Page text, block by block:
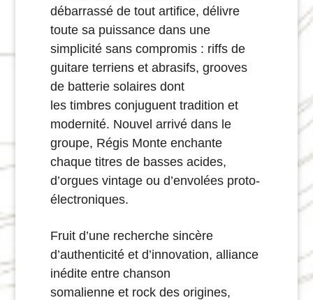
débarrassé de tout artifice, délivre
toute sa puissance dans une
simplicité sans compromis : riffs de
guitare terriens et abrasifs, grooves
de batterie solaires dont
les timbres conjuguent tradition et
modernité. Nouvel arrivé dans le
groupe, Régis Monte enchante
chaque titres de basses acides,
d’orgues vintage ou d’envolées proto-
électroniques.
Fruit d’une recherche sincère
d’authenticité et d’innovation, alliance
inédite entre chanson
somalienne et rock des origines,